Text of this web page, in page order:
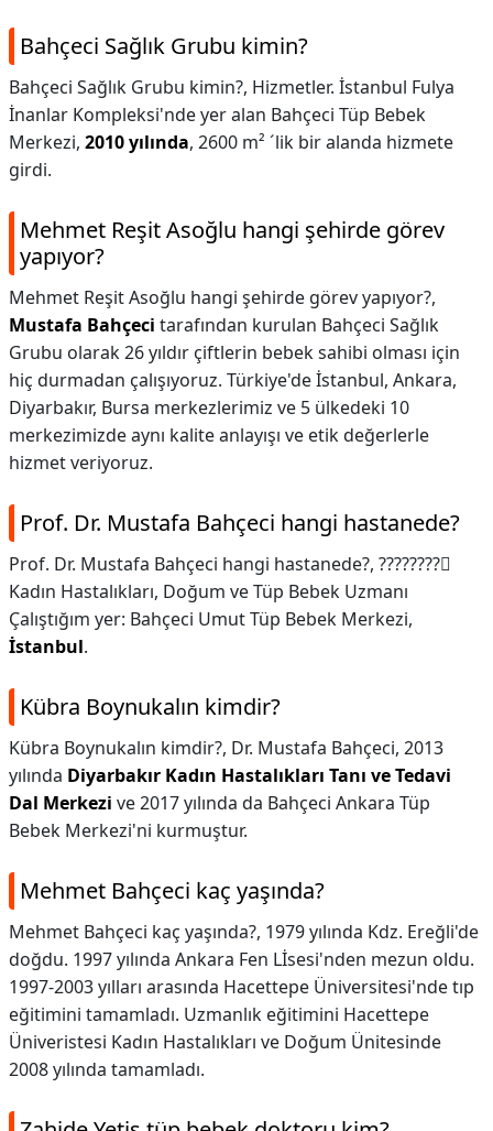
Bahçeci Sağlık Grubu kimin?
Bahçeci Sağlık Grubu kimin?, Hizmetler. İstanbul Fulya
İnanlar Kompleksi'nde yer alan Bahçeci Tüp Bebek
Merkezi, 2010 yılında, 2600 m² ´lik bir alanda hizmete
girdi.
Mehmet Reşit Asoğlu hangi şehirde görev
yapıyor?
Mehmet Reşit Asoğlu hangi şehirde görev yapıyor?,
Mustafa Bahçeci tarafından kurulan Bahçeci Sağlık
Grubu olarak 26 yıldır çiftlerin bebek sahibi olması için
hiç durmadan çalışıyoruz. Türkiye'de İstanbul, Ankara,
Diyarbakır, Bursa merkezlerimiz ve 5 ülkedeki 10
merkezimizde aynı kalite anlayışı ve etik değerlerle
hizmet veriyoruz.
Prof. Dr. Mustafa Bahçeci hangi hastanede?
Prof. Dr. Mustafa Bahçeci hangi hastanede?, ????????‍⚕
Kadın Hastalıkları, Doğum ve Tüp Bebek Uzmanı
Çalıştığım yer: Bahçeci Umut Tüp Bebek Merkezi,
İstanbul.
Kübra Boynukalın kimdir?
Kübra Boynukalın kimdir?, Dr. Mustafa Bahçeci, 2013
yılında Diyarbakır Kadın Hastalıkları Tanı ve Tedavi
Dal Merkezi ve 2017 yılında da Bahçeci Ankara Tüp
Bebek Merkezi'ni kurmuştur.
Mehmet Bahçeci kaç yaşında?
Mehmet Bahçeci kaç yaşında?, 1979 yılında Kdz. Ereğli'de
doğdu. 1997 yılında Ankara Fen Lİsesi'nden mezun oldu.
1997-2003 yılları arasında Hacettepe Üniversitesi'nde tıp
eğitimini tamamladı. Uzmanlık eğitimini Hacettepe
Üniveristesi Kadın Hastalıkları ve Doğum Ünitesinde
2008 yılında tamamladı.